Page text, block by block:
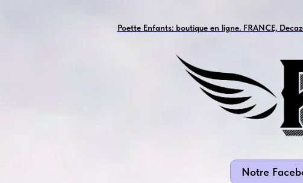
Poette Enfants: boutique en ligne. FRANCE,
Notre